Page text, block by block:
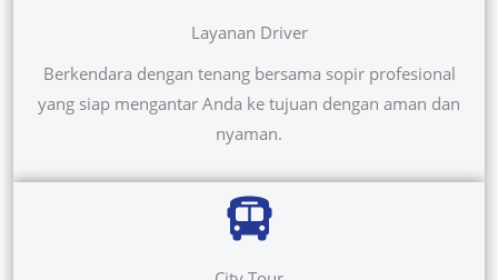
Layanan Driver
Berkendara dengan tenang bersama sopir profesional
yang siap mengantar Anda ke tujuan dengan aman dan
nyaman.